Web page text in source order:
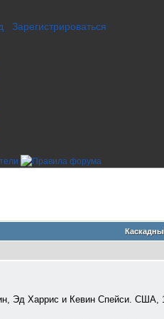
Зарегистрироваться
Эд Харрис и Кевин Спейси. США,